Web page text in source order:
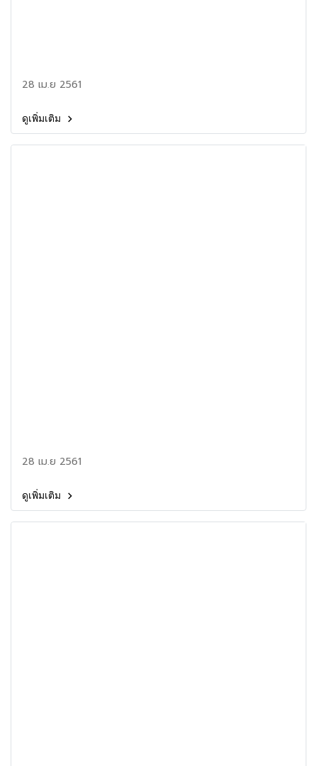
28 เม.ย 2561
ดูเพิ่มเติม
28 เม.ย 2561
ดูเพิ่มเติม